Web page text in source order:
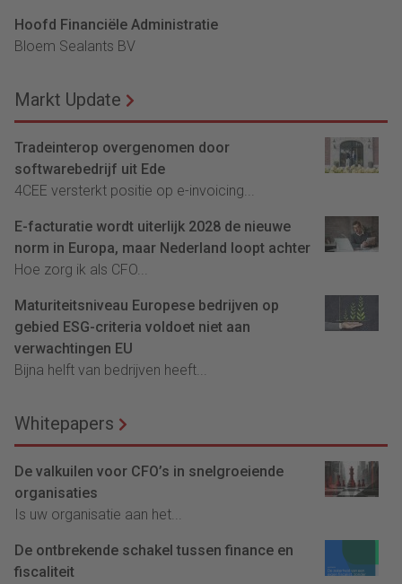
Hoofd Financiële Administratie
Bloem Sealants BV
Markt Update
Tradeinterop overgenomen door
softwarebedrijf uit Ede
4CEE versterkt positie op e-invoicing...
E-facturatie wordt uiterlijk 2028 de nieuwe
norm in Europa, maar Nederland loopt achter
Hoe zorg ik als CFO...
Maturiteitsniveau Europese bedrijven op
gebied ESG-criteria voldoet niet aan
verwachtingen EU
Bijna helft van bedrijven heeft...
Whitepapers
De valkuilen voor CFO’s in snelgroeiende
organisaties
Is uw organisatie aan het...
De ontbrekende schakel tussen finance en
fiscaliteit